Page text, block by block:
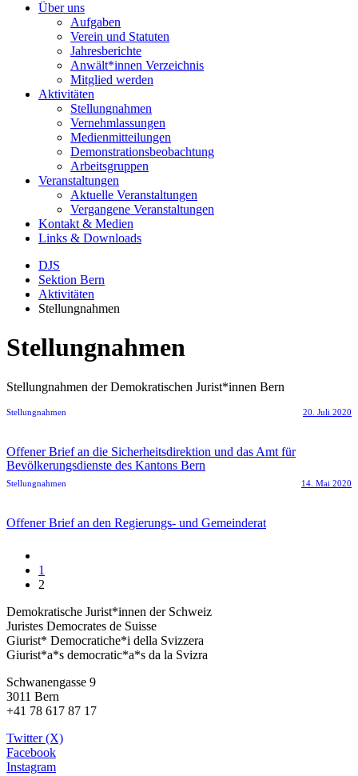
Über uns
Aufgaben
Verein und Statuten
Jahresberichte
Anwält*innen Verzeichnis
Mitglied werden
Aktivitäten
Stellungnahmen
Vernehmlassungen
Medienmitteilungen
Demonstrationsbeobachtung
Arbeitsgruppen
Veranstaltungen
Aktuelle Veranstaltungen
Vergangene Veranstaltungen
Kontakt & Medien
Links & Downloads
DJS
Sektion Bern
Aktivitäten
Stellungnahmen
Stellungnahmen
Stellungnahmen der Demokratischen Jurist*innen Bern
Stellungnahmen 20. Juli 2020
Offener Brief an die Sicherheitsdirektion und das Amt für
Bevölkerungsdienste des Kantons Bern
Stellungnahmen 14. Mai 2020
Offener Brief an den Regierungs- und Gemeinderat
1
2
Demokratische Jurist*innen der Schweiz
Juristes Democrates de Suisse
Giurist* Democratiche*i della Svizzera
Giurist*a*s democratic*a*s da la Svizra
Schwanengasse 9
3011 Bern
+41 78 617 87 17
Twitter (X)
Facebook
Instagram